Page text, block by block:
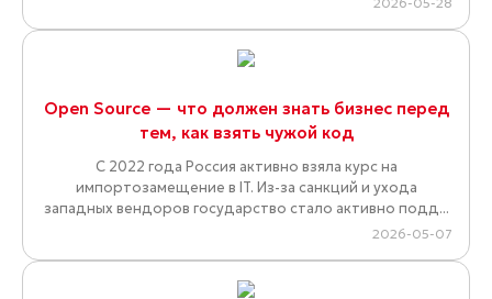
Open Source — что должен знать бизнес перед
тем, как взять чужой код
С 2022 года Россия активно взяла курс на
импортозамещение в IT. Из-за санкций и ухода
западных вендоров государство стало активно подд...
2026-05-07